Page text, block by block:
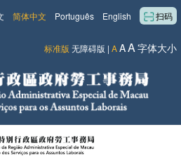
扫码
English
Português
简体中文
标准版 无障碍版 | AAA字体大小